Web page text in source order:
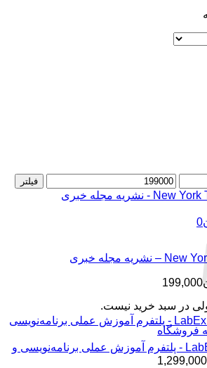
0
در سبد خرید نیست.
فروشگاه
حداکثر
قیمت
فیلتر
199,000
تومان149,000
تا
تومان199,000
اکانت پرمیوم LabEx - پلتفرم آموزش عملی برنامه‌نویسی و
1,299,000